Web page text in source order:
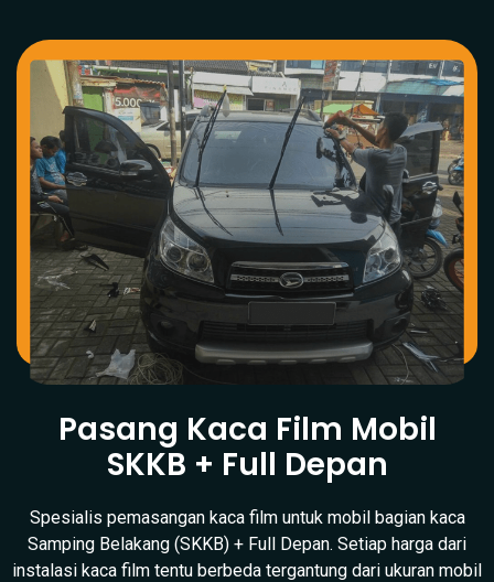
Pasang Kaca Film Mobil
SKKB + Full Depan
Spesialis pemasangan kaca film untuk mobil bagian kaca
Samping Belakang (SKKB) + Full Depan. Setiap harga dari
instalasi kaca film tentu berbeda tergantung dari ukuran mobil